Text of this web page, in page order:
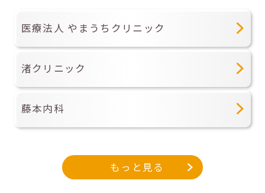
医療法人 やまうちクリニック
渚クリニック
藤本内科
もっと見る